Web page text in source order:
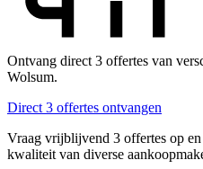
Ontvang direct 3 offertes van
Wolsum.
Direct 3 offertes ontvangen
Vraag vrijblijvend 3 offertes op
kwaliteit van diverse